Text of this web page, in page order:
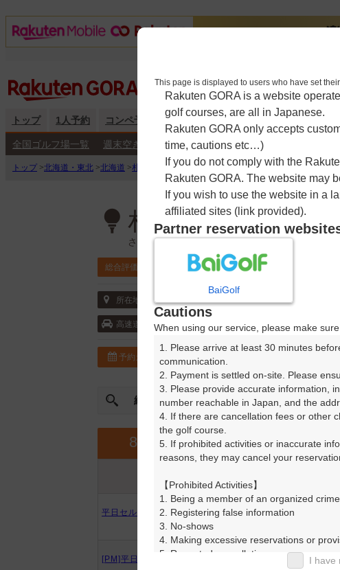
トップ 1人予約 コンペ予約 海外予約 キャンペーン
全国ゴルフ場一覧 週末空き枠検索 平日空き枠検索
トップ >北海道・東北 >北海道 >札幌国際カントリークラブ 島松コース > 予約カレンダ
札幌国際カント
さっぽろこくさいかんとりーくらぶ しままつこ
総合評価 4.6 ポイント利用可
所在地 〒061-1265 北海道 北広島市島松49-5
高速道 道央自動車道・北広島 10km以内
予約カレンダー
絞込み 曜日やスタート時間を指定して、
8月 9月 10月
アイコンの説明
平日セルフデー(ナビカート付)
[PM]平日セルフ(ナビカート付)
This page is displayed to users who have set
Rakuten GORA is a website
golf courses, are all in Japanese.
Rakuten GORA only accepts
time, cautions etc…)
If you do not comply with the
Rakuten GORA. The website may
If you wish to use the website in a
affiliated sites (link provided).
Partner reservation
BaiGolf
Cautions
When using our service, please make
1. Please arrive at least 30 minutes
communication.
2. Payment is settled on-site. Please
3. Please provide accurate information,
number reachable in Japan, and the
4. If there are cancellation fees or other
the golf course.
5. If prohibited activities or inaccurate
reasons, they may cancel your
【Prohibited Activities】
1. Being a member of an organized
2. Registering false information
3. No-shows
4. Making excessive reservations or
5. Repeated cancellations
6. Violating laws and regulations
I have